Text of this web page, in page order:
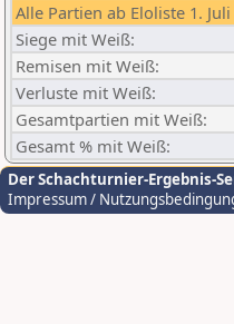
Alle Partien ab Eloliste 1. Juli
Siege mit Weiß:
Remisen mit Weiß:
Verluste mit Weiß:
Gesamtpartien mit Weiß:
Gesamt % mit Weiß:
Der Schachturnier-Ergebnis-
Impressum /